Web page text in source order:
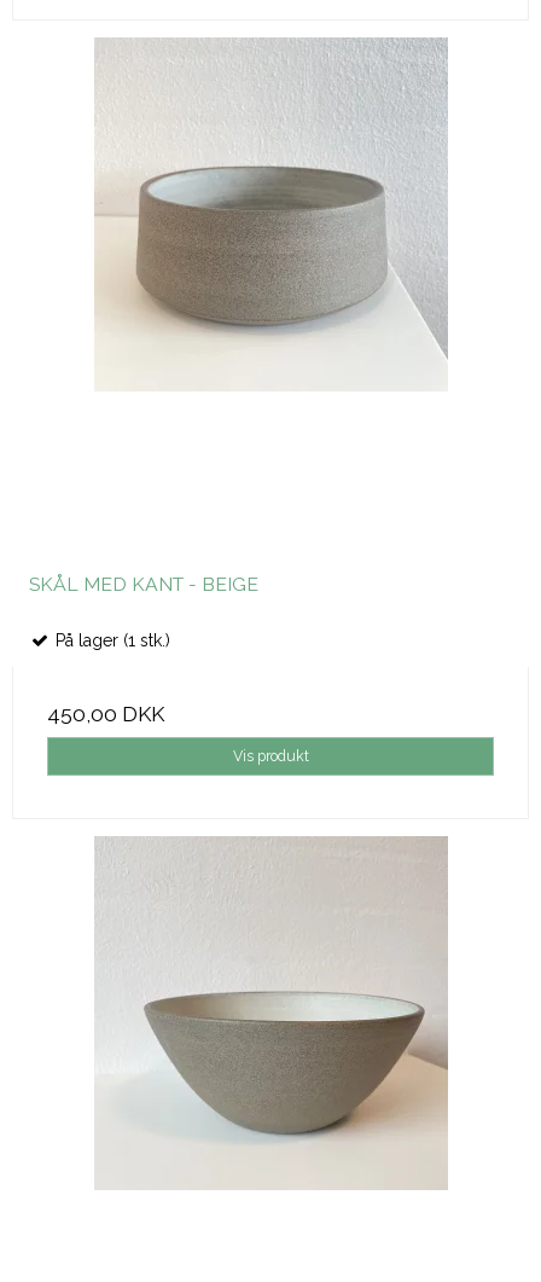
SKÅL MED KANT - BEIGE
På lager (1 stk.)
450,00 DKK
Vis produkt